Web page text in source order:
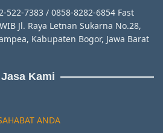
522-7383 / 0858-8282-6854 Fast
Jl. Raya Letnan Sukarna No.28,
Kabupaten Bogor, Jawa Barat
Jasa Kami
ANDA